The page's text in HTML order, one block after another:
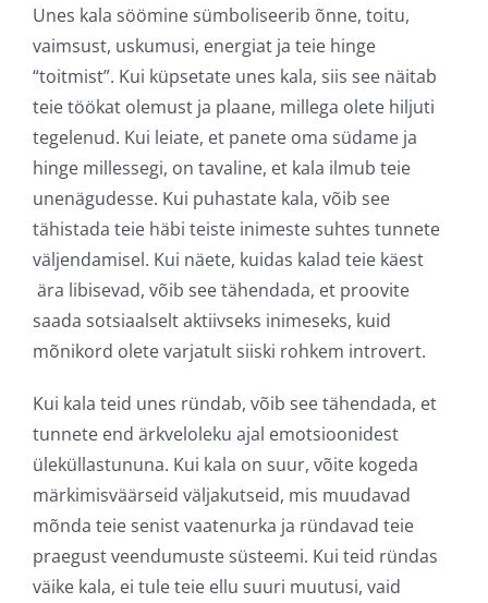
Unes kala söömine sümboliseerib õnne, toitu,
vaimsust, uskumusi, energiat ja teie hinge
“toitmist”. Kui küpsetate unes kala, siis see näitab
teie töökat olemust ja plaane, millega olete hiljuti
tegelenud. Kui leiate, et panete oma südame ja
hinge millessegi, on tavaline, et kala ilmub teie
unenägudesse. Kui puhastate kala, võib see
tähistada teie häbi teiste inimeste suhtes tunnete
väljendamisel. Kui näete, kuidas kalad teie käest
ära libisevad, võib see tähendada, et proovite
saada sotsiaalselt aktiivseks inimeseks, kuid
mõnikord olete varjatult siiski rohkem introvert.
Kui kala teid unes ründab, võib see tähendada, et
tunnete end ärkveloleku ajal emotsioonidest
üleküllastununa. Kui kala on suur, võite kogeda
märkimisväärseid väljakutseid, mis muudavad
mõnda teie senist vaatenurka ja ründavad teie
praegust veendumuste süsteemi. Kui teid ründas
väike kala, ei tule teie ellu suuri muutusi, vaid